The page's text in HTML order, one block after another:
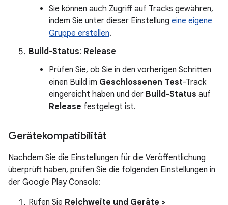
Sie können auch Zugriff auf Tracks gewähren,
indem Sie unter dieser Einstellung eine eigene
Gruppe erstellen.
Build-Status: Release
Prüfen Sie, ob Sie in den vorherigen Schritten
einen Build im Geschlossenen Test-Track
eingereicht haben und der Build-Status auf
Release festgelegt ist.
Gerätekompatibilität
Nachdem Sie die Einstellungen für die Veröffentlichung
überprüft haben, prüfen Sie die folgenden Einstellungen in
der Google Play Console:
Rufen Sie Reichweite und Geräte >